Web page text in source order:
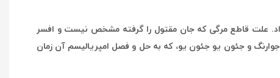
وسط شهر رخ داد. علت قاطع مرگی که جان مقتول را گرفته مشخص نیست و افسر
و جئون یو جئون یو، که به حل و فصل امپریالیسم آن زمان